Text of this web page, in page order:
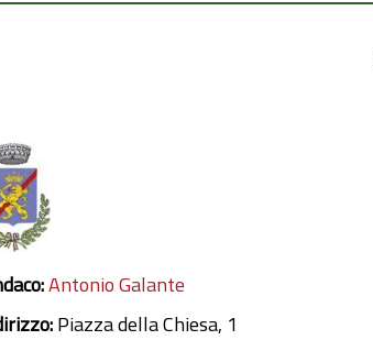
Antonio Galante
Piazza della Chiesa, 1